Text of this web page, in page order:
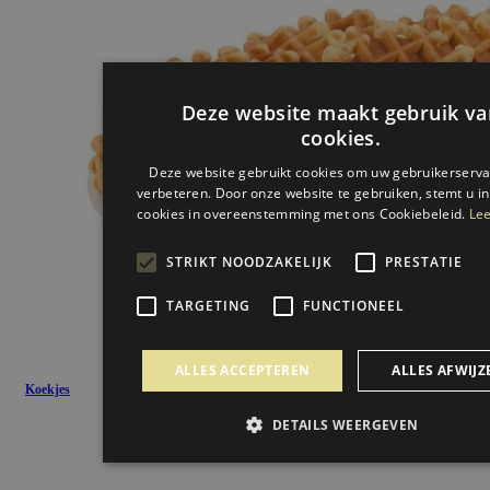
Koekjes
Deze website maakt gebruik
cookies.
Deze website gebruikt cookies om uw
verbeteren. Door onze website te gebruiken, stemt u
cookies in overeenstemming met ons Cookiebeleid.
STRIKT NOODZAKELIJK PRESTATIE
TARGETING FUNCTIONEEL
ALLES ACCEPTEREN ALLES
DETAILS WEERGEVEN